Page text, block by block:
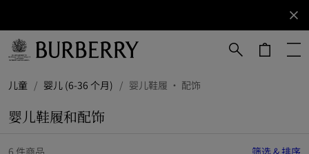
订阅获取
Burberry
品牌资
儿童 / 婴儿 (6-36 个月) / 婴儿鞋履 · 配饰
婴儿鞋履和配饰
6 件商品 筛选 & 排序